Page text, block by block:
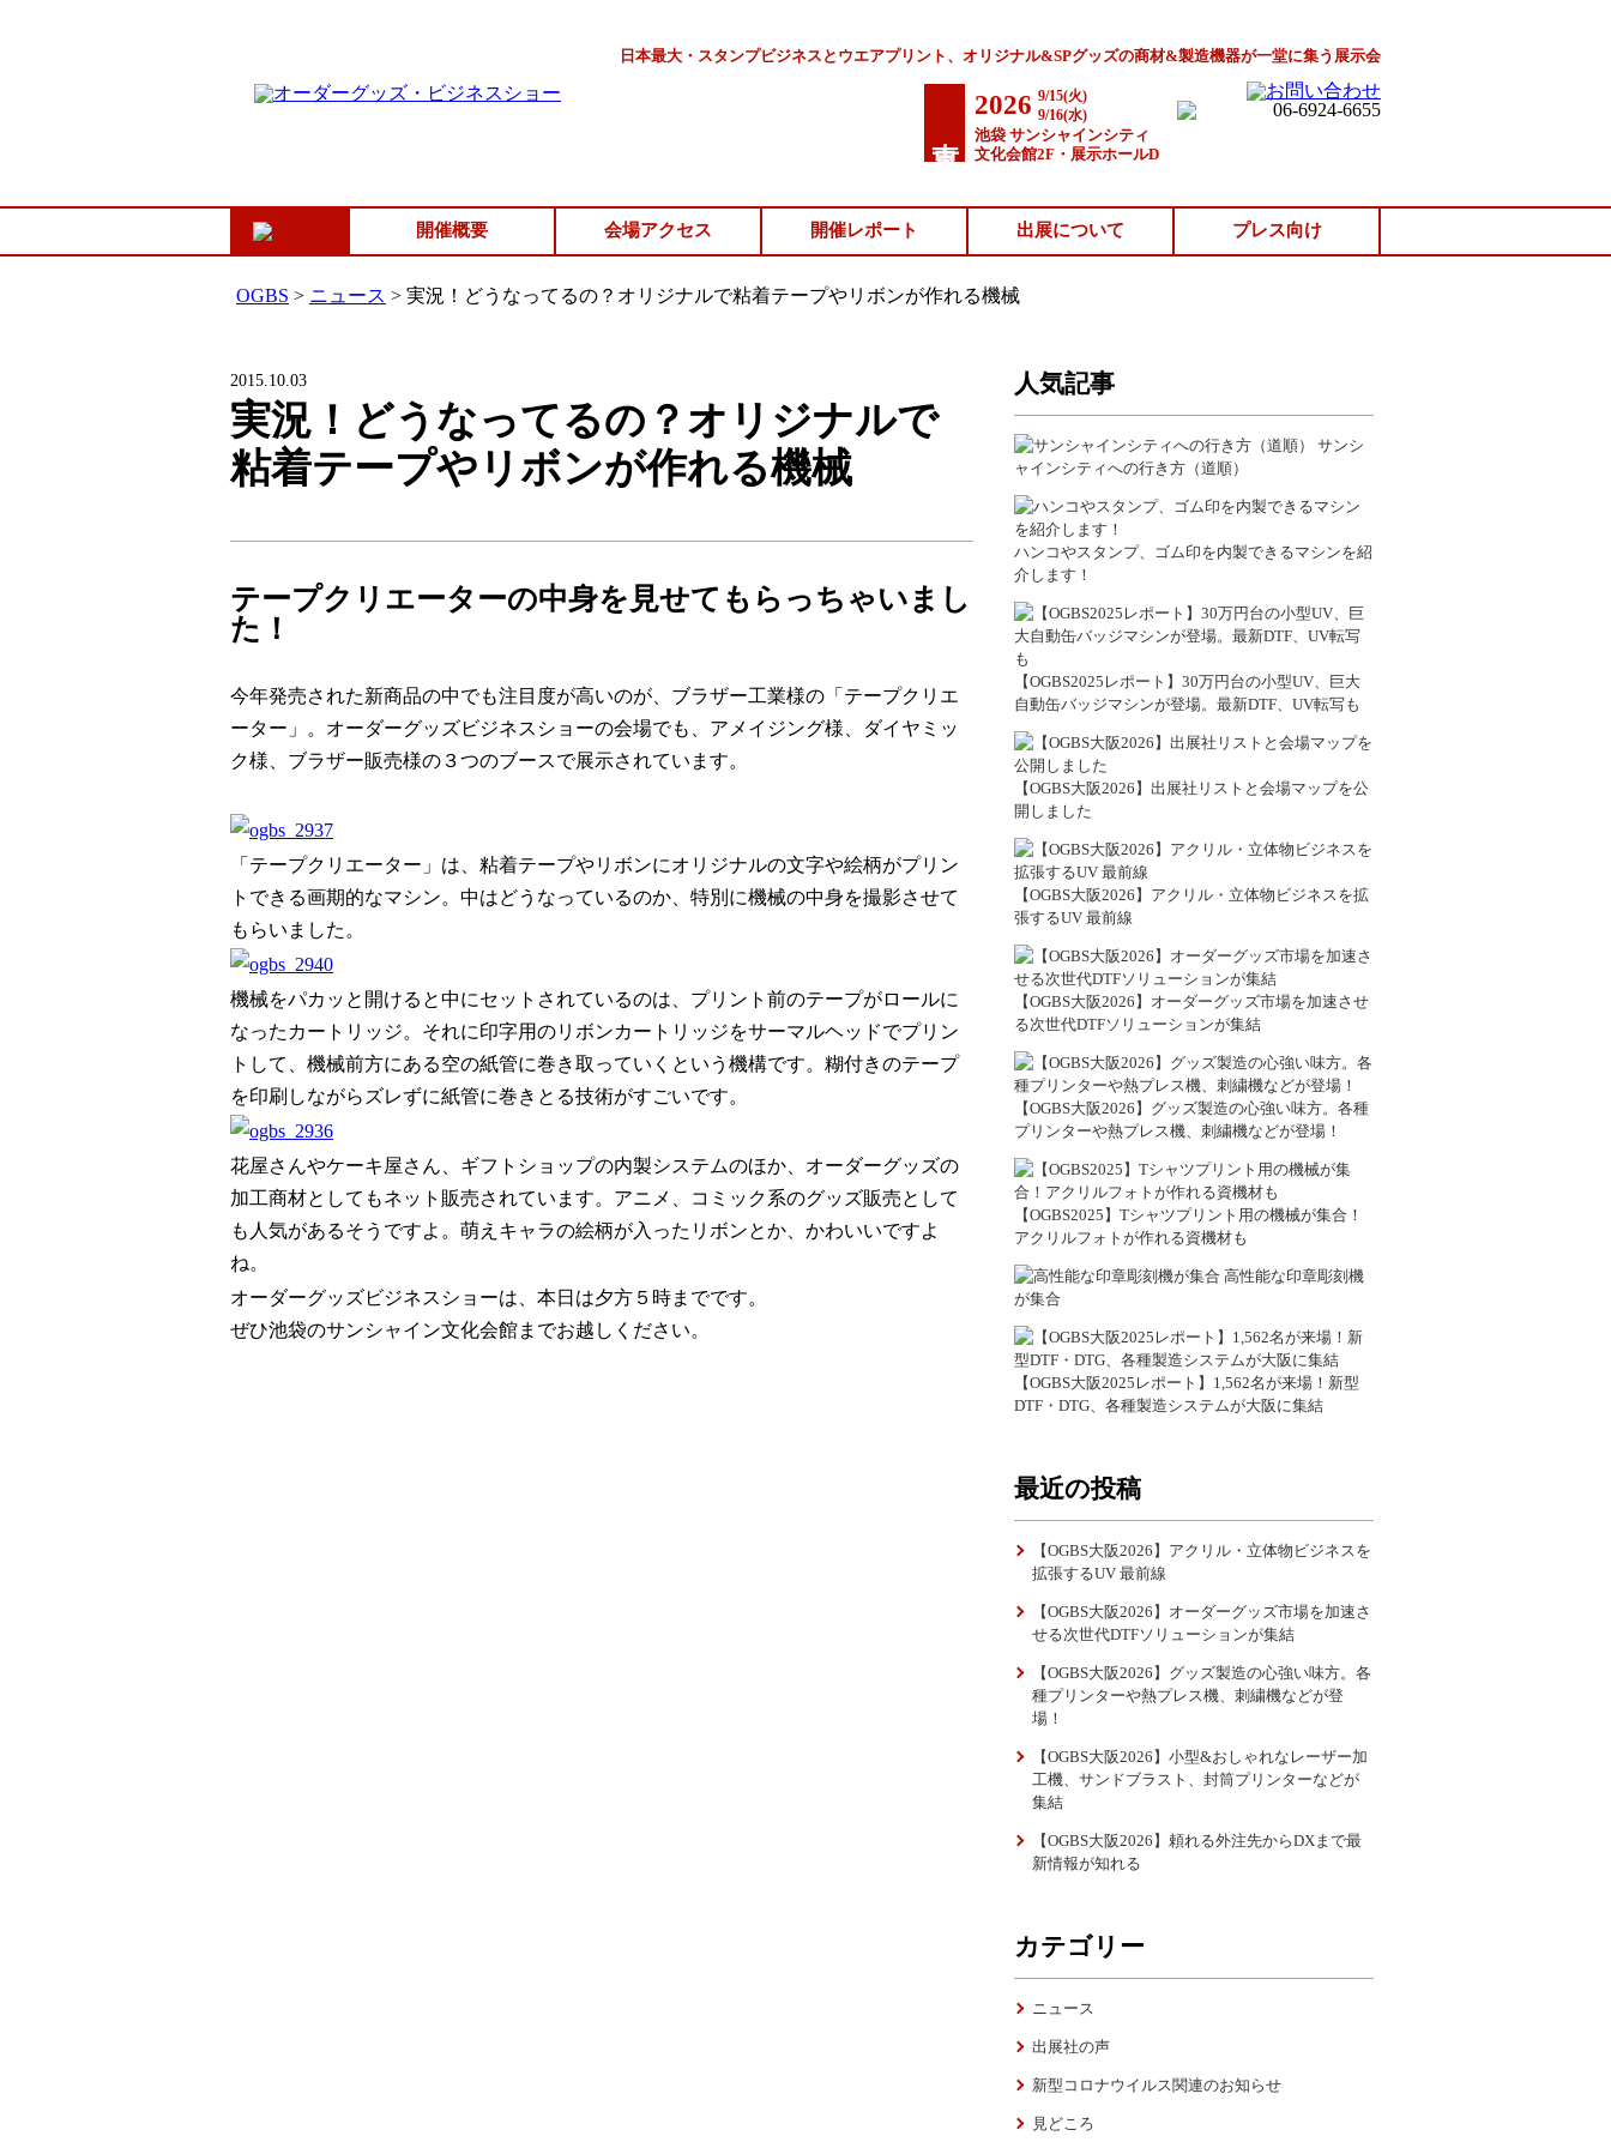
日本最大・スタンプビジネスとウエアプリント、オリジナル&SPグッズの商材&製造機器が一堂に集う展示会
2026 9/15(火)
9/16(水)
池袋 サンシャインシティ
文化会館2F・展示ホールD
開催概要 会場アクセス 開催レポート 出展について プレス向け
OGBS > ニュース > 実況！どうなってるの？オリジナルで粘着テープやリボンが作れる機械
2015.10.03
実況！どうなってるの？オリジナルで
粘着テープやリボンが作れる機械
テープクリエーターの中身を見せてもらっちゃいまし
た！
今年発売された新商品の中でも注目度が高いのが、 ブラザー工業様の「 テープクリエ
ーター 」。 オーダーグッズビジネスショーの会場でも、 アメイジング様、ダイヤミッ
ク様、ブラザー販売様の３つのブースで展示されています。
「 テープクリエーター 」は、 粘着テープやリボンにオリジナルの文字や絵柄がプリン
トできる画期的なマシン。中はどうなっているのか、特別に機械の中身を撮影させて
もらいました。
機械をパカッと開けると中にセットされているのは、プリント前のテープがロールに
なった カートリッジ。それに印字用のリボンカートリッジをサーマルヘッドでプリン
トして、機械前方にある空の紙管に巻き取っていくという機構です。糊付きのテープ
を印刷しながらズレずに紙管に巻きとる技術がすごいです。
花屋さんやケーキ屋さん ギフトショップの内製システムのほか、オーダーグッズの
加工商材としてもネット販売されています。 アニメ、コミック系のグッズ販売として
も人気があるそうですよ。 萌えキャラの絵柄が入った リボンとか、かわいいですよ
ね。
オーダーグッズビジネスショーは、本日は夕方５時までです。
ぜひ池袋のサンシャイン文化会館までお越しください。
人気記事
サンシ
ャインシティへの行き方（道順）
ハンコやスタンプ、ゴム印を内製できるマシンを紹
介します！
【OGBS2025レポート】30万円台の小型UV、巨大
自動缶バッジマシンが登場。最新DTF、UV転写も
【OGBS大阪2026】出展社リストと会場マップを公
開しました
【OGBS大阪2026】アクリル・立体物ビジネスを拡
張するUV 最前線
【OGBS大阪2026】オーダーグッズ市場を加速させ
る次世代DTFソリューションが集結
【OGBS大阪2026】グッズ製造の心強い味方。各種
プリンターや熱プレス機、刺繍機などが登場！
【OGBS2025】Tシャツプリント用の機械が集合！
アクリルフォトが作れる資機材も
高性能な印章彫刻機
が集合
【OGBS大阪2025レポート】1,562名が来場！新型
DTF・DTG、各種製造システムが大阪に集結
最近の投稿
【OGBS大阪2026】アクリル・立体物ビジネスを
拡張するUV 最前線
【OGBS大阪2026】オーダーグッズ市場を加速さ
せる次世代DTFソリューションが集結
【OGBS大阪2026】グッズ製造の心強い味方。各
種プリンターや熱プレス機、刺繍機などが登
場！
【OGBS大阪2026】小型&おしゃれなレーザー加
工機、サンドブラスト、封筒プリンターなどが
集結
【OGBS大阪2026】頼れる外注先からDXまで最
新情報が知れる
カテゴリー
ニュース
出展社の声
新型コロナウイルス関連のお知らせ
見どころ